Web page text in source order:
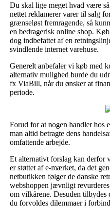
Du skal lige meget hvad være
nettet reklamerer varer til salg
grænseløst fremragende, så
en bedragerisk online shop.
dog indbefattet af en
svindlende internet varehuse.
Generelt anbefaler vi køb med
alternativ mulighed burde du
fx ViaBill, når du ønsker at
periode.
Forud for at nogen handler hos
man altid betragte dens
omfattende arbejde.
Et alternativt forslag kan derfor
er støttet af e-mærket, da det
netbutikken følger de danske
webshoppen jævnligt
om vilkårene. Desuden
du forvoldes dilemmaer i